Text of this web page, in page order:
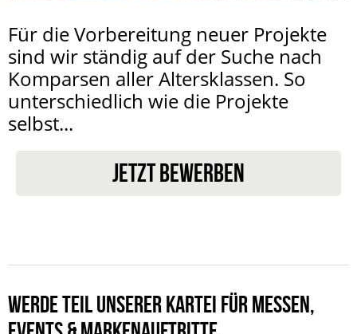
Für die Vorbereitung neuer Projekte
sind wir ständig auf der Suche nach
Komparsen aller Altersklassen. So
unterschiedlich wie die Projekte
selbst...
JETZT BEWERBEN
WERDE TEIL UNSERER KARTEI FÜR MESSEN,